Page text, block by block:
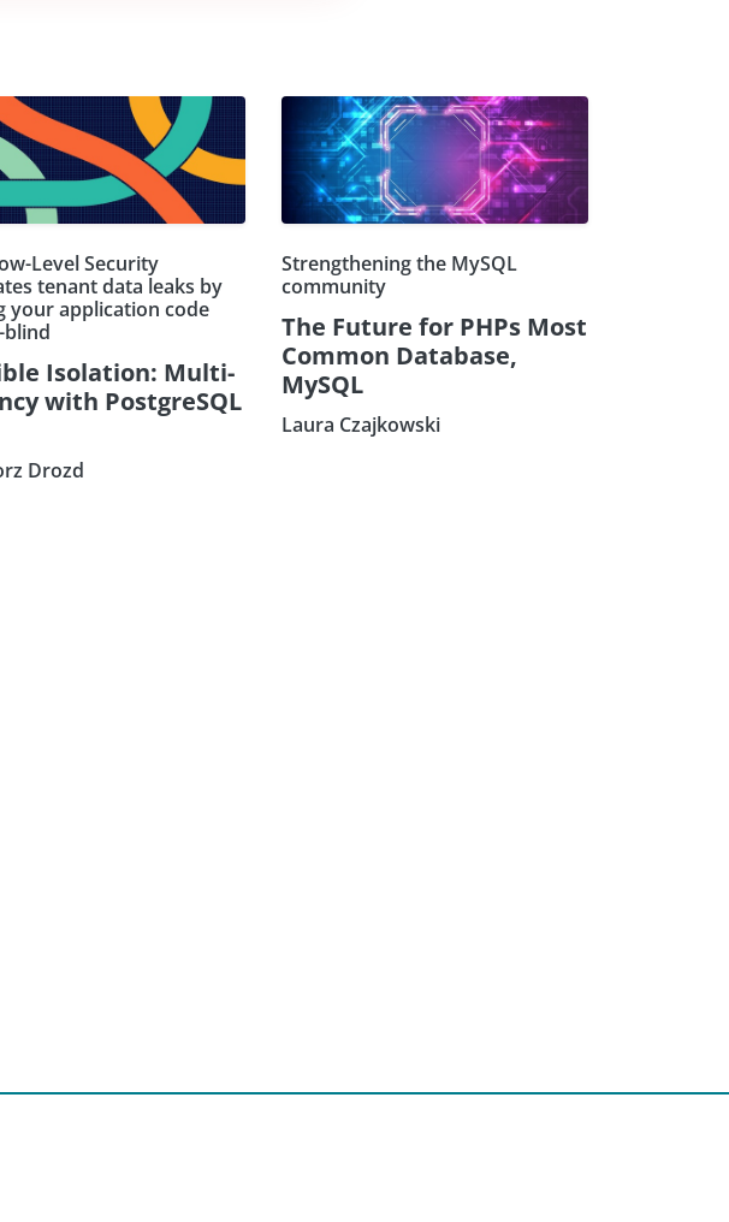
Level Security
tenant data leaks by
your application code
Isolation: Multi-
with PostgreSQL
Drozd
Strengthening the MySQL
community
The Future for PHPs Most
Common Database,
MySQL
Laura Czajkowski